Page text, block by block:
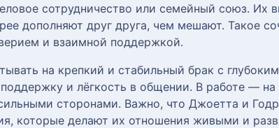
сотрудничество или семейный союз. Их
дополняют друг друга, чем мешают. Такое
и взаимной поддержкой.
на крепкий и стабильный брак с
и лёгкость в общении. В работе — на
сторонами. Важно, что Джоетта и
которые делают их отношения живыми и